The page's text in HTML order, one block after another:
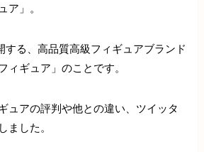
ア」。
する、高品質高級フィギュアブランド
ィギュア」のことです。
ュアの評判や他との違い、ツイッタ
ました。